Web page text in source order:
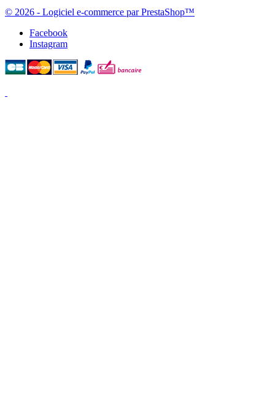
© 2026 - Logiciel e-commerce par PrestaShop™
Facebook
Instagram